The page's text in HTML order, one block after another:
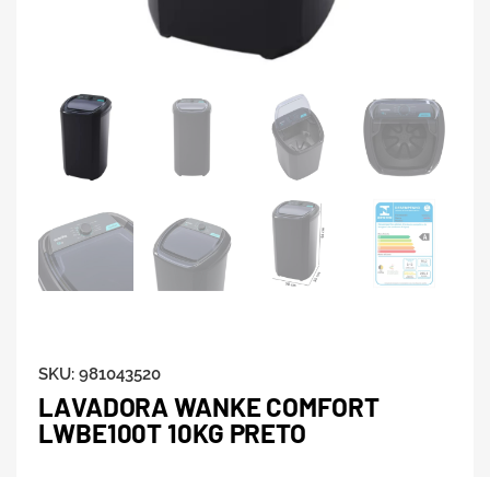
SKU: 981043520
LAVADORA WANKE COMFORT
LWBE100T 10KG PRETO